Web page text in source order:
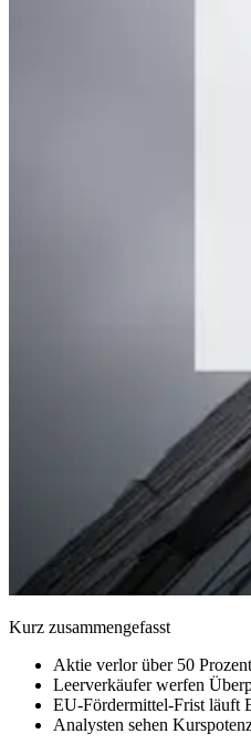
Kurz zusammengefasst
Aktie verlor über 50
Leerverkäufer werfen
EU-Fördermittel-Frist läuft
Analysten sehen